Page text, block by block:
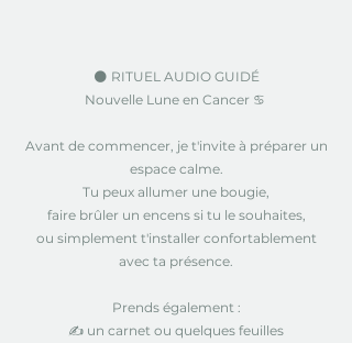
🌑 RITUEL AUDIO GUIDÉ
Nouvelle Lune en Cancer ♋
Avant de commencer, je t'invite à préparer un
espace calme.
Tu peux allumer une bougie,
faire brûler un encens si tu le souhaites,
ou simplement t'installer confortablement
avec ta présence.
Prends également :
✍️ un carnet ou quelques feuilles